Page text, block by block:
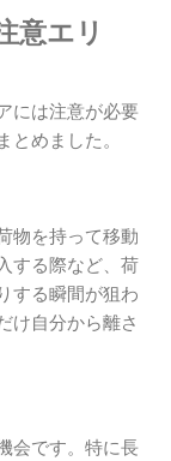
意エリ
には注意が必要
めました。
物を持って移動
する際など、荷
する瞬間が狙わ
け自分から離さ
会です。特に長